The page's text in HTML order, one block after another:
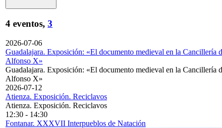
4 eventos, 3
2026-07-06
Guadalajara. Exposición: «El documento medieval en la Cancillería
Alfonso X»
Guadalajara. Exposición: «El documento medieval en la Cancillería
Alfonso X»
2026-07-12
Atienza. Exposición. Reciclavos
Atienza. Exposición. Reciclavos
12:30 - 14:30
Fontanar. XXXVII Interpueblos de Natación